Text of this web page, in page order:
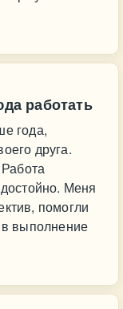
работать
года,
друга.
Меня
помогли
выполнение